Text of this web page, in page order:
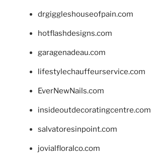
drgiggleshouseofpain.com
hotflashdesigns.com
garagenadeau.com
lifestylechauffeurservice.com
EverNewNails.com
insideoutdecoratingcentre.com
salvatoresinpoint.com
jovialfloralco.com